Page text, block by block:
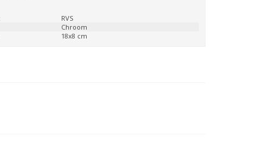
RVS
Chroom
18x8 cm